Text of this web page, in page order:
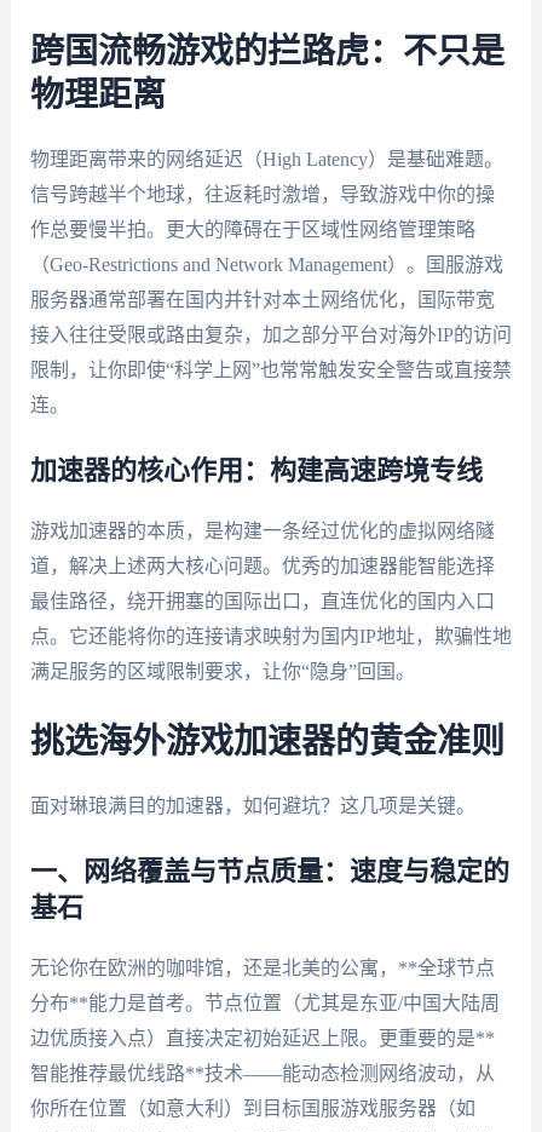
跨国流畅游戏的拦路虎：不只是
物理距离
物理距离带来的网络延迟（High Latency）是基础难题。
信号跨越半个地球，往返耗时激增，导致游戏中你的操
作总要慢半拍。更大的障碍在于区域性网络管理策略
（Geo-Restrictions and Network Management）。国服游戏
服务器通常部署在国内并针对本土网络优化，国际带宽
接入往往受限或路由复杂，加之部分平台对海外IP的访问
限制，让你即使“科学上网”也常常触发安全警告或直接禁
连。
加速器的核心作用：构建高速跨境专线
游戏加速器的本质，是构建一条经过优化的虚拟网络隧
道，解决上述两大核心问题。优秀的加速器能智能选择
最佳路径，绕开拥塞的国际出口，直连优化的国内入口
点。它还能将你的连接请求映射为国内IP地址，欺骗性地
满足服务的区域限制要求，让你“隐身”回国。
挑选海外游戏加速器的黄金准则
面对琳琅满目的加速器，如何避坑？这几项是关键。
一、网络覆盖与节点质量：速度与稳定的
基石
无论你在欧洲的咖啡馆，还是北美的公寓，**全球节点
分布**能力是首考。节点位置（尤其是东亚/中国大陆周
边优质接入点）直接决定初始延迟上限。更重要的是**
智能推荐最优线路**技术——能动态检测网络波动，从
你所在位置（如意大利）到目标国服游戏服务器（如